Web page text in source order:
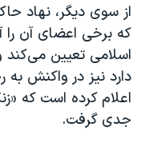
از سوی دیگر، نهاد
که برخی اعضای آن را
اسلامی تعیین می‌کند
دارد نیز در واکنش به
اعلام کرده است که
جدی گرفت.